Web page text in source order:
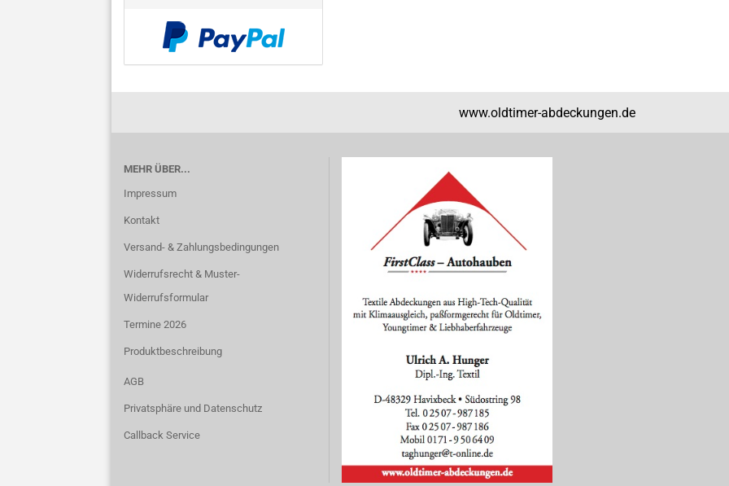
www.oldtimer-abdeckungen.de
MEHR ÜBER...
Impressum
Kontakt
Versand- & Zahlungsbedingungen
Widerrufsrecht & Muster-
Widerrufsformular
Termine 2026
Produktbeschreibung
AGB
Privatsphäre und Datenschutz
Callback Service